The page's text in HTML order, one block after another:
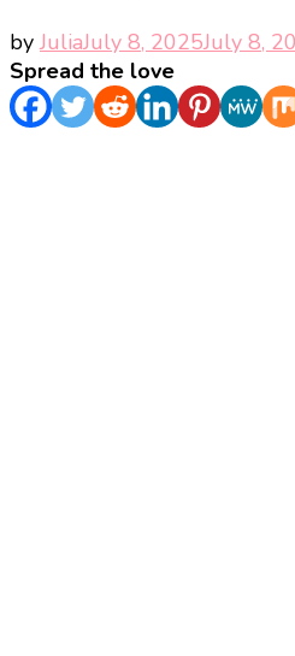
byJuliaJuly 8, 2025July 8,
Spread the love